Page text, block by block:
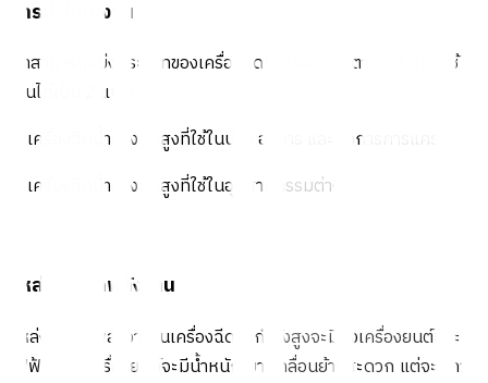
การนำไปใช้งาน
เราสามารถแบ่งประเภทของเครื่องฉีดน้ำแรงดันสูงตามการนำไปใช้
งานได้เป็น 2 แบบ
1. เครื่องฉีดน้ำแรงดันสูงที่ใช้ในบ้าน อาคาร และกิจการคาร์แคร์
2. เครื่องฉีดน้ำแรงดันสูงที่ใช้ในอุตสาหกรรมต่างๆ
แหล่งกำเนิดพลังงาน
แหล่งกำเนิดพลังงานในเครื่องฉีดน้ำกำลังสูงจะมีทั้งเครื่องยนต์และ
ไฟฟ้า แบบเครื่องยนต์จะมีน้ำหนักเบา เคลื่อนย้ายสะดวก แต่จะมีควัน